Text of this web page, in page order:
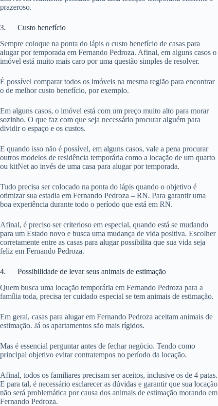
prazeroso.
3. Custo benefício
Sempre coloque na ponta do lápis o custo benefício de casas para
alugar por temporada em Fernando Pedroza. Afinal, em alguns casos o
imóvel está muito mais caro por uma questão simples de resolver.
É possível comparar todos os imóveis na mesma região para encontrar
o de melhor custo benefício, por exemplo.
Em alguns casos, o imóvel está com um preço muito alto para morar
sozinho. O que faz com que seja necessário procurar alguém para
dividir o espaço e os custos.
E quando isso não é possível, em alguns casos, vale a pena procurar
outros modelos de residência temporária como a locação de um quarto
ou kitNet ao invés de uma casa para alugar por temporada.
Tudo precisa ser colocado na ponta do lápis quando o objetivo é
otimizar sua estadia em Fernando Pedroza – RN. Para garantir uma
boa experiência durante todo o período que está em RN.
Afinal, é preciso ser criterioso em especial, quando está se mudando
para um Estado novo e busca uma mudança de vida positiva. Escolher
corretamente entre as casas para alugar possibilita que sua vida seja
feliz em Fernando Pedroza.
4. Possibilidade de levar seus animais de estimação
Quem busca uma locação temporária em Fernando Pedroza para a
família toda, precisa ter cuidado especial se tem animais de estimação.
Em geral, casas para alugar em Fernando Pedroza aceitam animais de
estimação. Já os apartamentos são mais rígidos.
Mas é essencial perguntar antes de fechar negócio. Tendo como
principal objetivo evitar contratempos no período da locação.
Afinal, todos os familiares precisam ser aceitos, inclusive os de 4 patas.
E para tal, é necessário esclarecer as dúvidas e garantir que sua locação
não será problemática por causa dos animais de estimação morando em
Fernando Pedroza.